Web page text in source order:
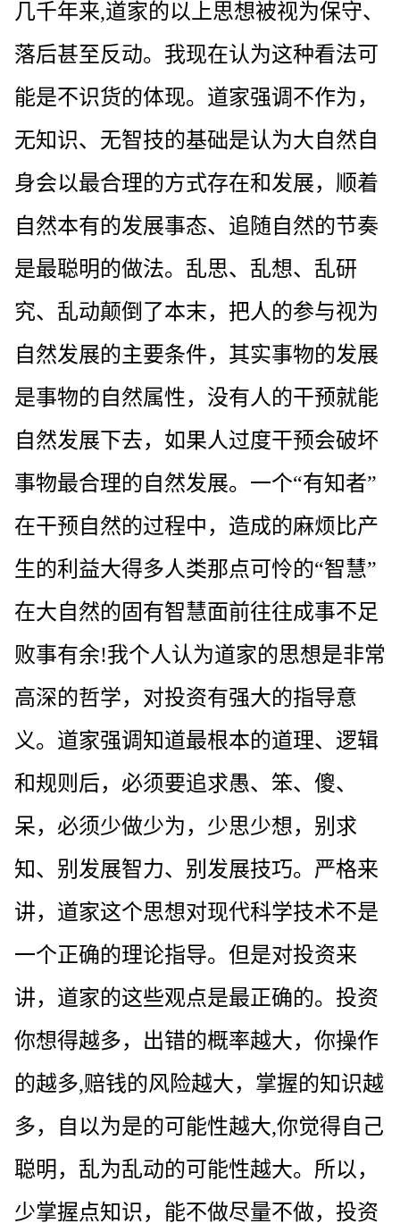
几千年来,道家的以上思想被视为保守、
落后甚至反动。我现在认为这种看法可
能是不识货的体现。道家强调不作为，
无知识、无智技的基础是认为大自然自
身会以最合理的方式存在和发展，顺着
自然本有的发展事态、追随自然的节奏
是最聪明的做法。乱思、乱想、乱研
究、乱动颠倒了本末，把人的参与视为
自然发展的主要条件，其实事物的发展
是事物的自然属性，没有人的干预就能
自然发展下去，如果人过度干预会破坏
事物最合理的自然发展。一个“有知者”
在干预自然的过程中，造成的麻烦比产
生的利益大得多人类那点可怜的“智慧”
在大自然的固有智慧面前往往成事不足
败事有余!我个人认为道家的思想是非常
高深的哲学，对投资有强大的指导意
义。道家强调知道最根本的道理、逻辑
和规则后，必须要追求愚、笨、傻、
呆，必须少做少为，少思少想，别求
知、别发展智力、别发展技巧。严格来
讲，道家这个思想对现代科学技术不是
一个正确的理论指导。但是对投资来
讲，道家的这些观点是最正确的。投资
你想得越多，出错的概率越大，你操作
的越多,赔钱的风险越大，掌握的知识越
多，自以为是的可能性越大,你觉得自己
聪明，乱为乱动的可能性越大。所以，
少掌握点知识，能不做尽量不做，投资